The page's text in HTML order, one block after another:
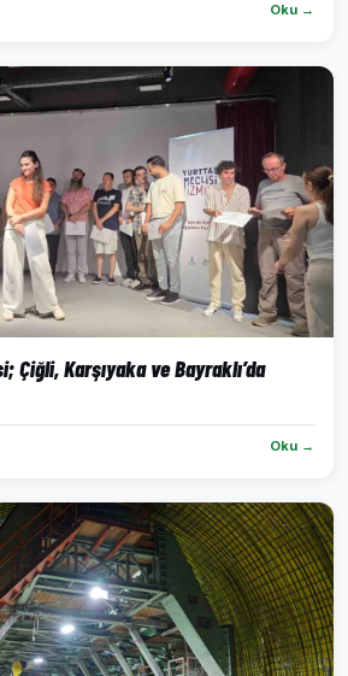
Oku →
Çiğli, Karşıyaka ve Bayraklı’da
Oku →